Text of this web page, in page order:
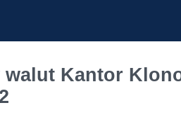
Kantor